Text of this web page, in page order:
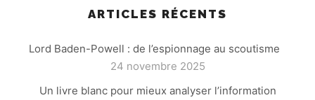
ARTICLES RÉCENTS
Lord Baden-Powell : de l’espionnage au scoutisme
24 novembre 2025
Un livre blanc pour mieux analyser l’information